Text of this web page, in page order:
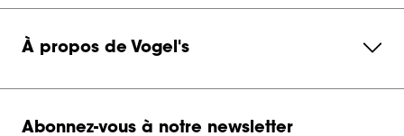
À propos de Vogel's
Abonnez-vous à notre newsletter